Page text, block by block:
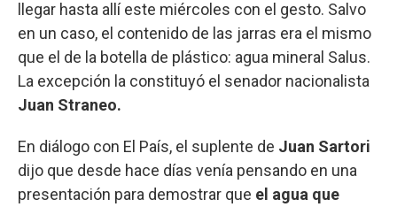
llegar hasta allí este miércoles con el gesto. Salvo
en un caso, el contenido de las jarras era el mismo
que el de la botella de plástico: agua mineral Salus.
La excepción la constituyó el senador nacionalista
Juan Straneo.
En diálogo con El País, el suplente de Juan Sartori
dijo que desde hace días venía pensando en una
presentación para demostrar que el agua que